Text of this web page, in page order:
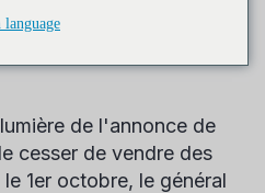
d'ici le
de l'annonce de
cesser de vendre des
1er octobre, le général